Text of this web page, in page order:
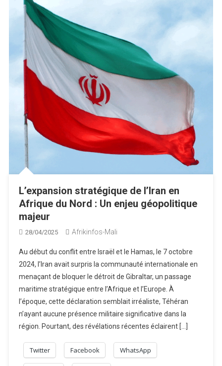
L’expansion stratégique de l’Iran en
Afrique du Nord : Un enjeu géopolitique
majeur
28/04/2025 Afrikinfos-Mali
Au début du conflit entre Israël et le Hamas, le 7 octobre
2024, l’Iran avait surpris la communauté internationale en
menaçant de bloquer le détroit de Gibraltar, un passage
maritime stratégique entre l’Afrique et l’Europe. À
l’époque, cette déclaration semblait irréaliste, Téhéran
n’ayant aucune présence militaire significative dans la
région. Pourtant, des révélations récentes éclairent […]
Twitter Facebook WhatsApp